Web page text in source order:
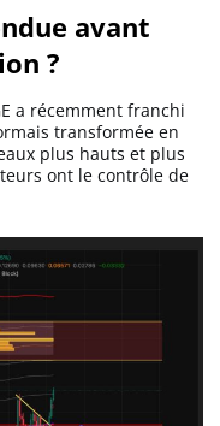
avant
?
a récemment franchi
transformée en
plus hauts et plus
ont le contrôle de